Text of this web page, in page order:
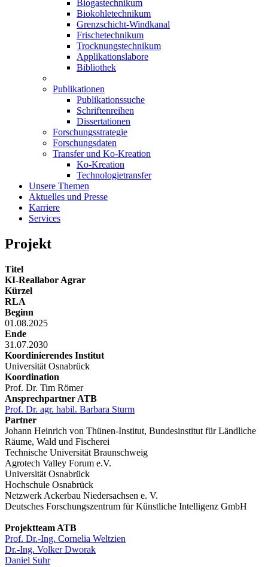
Biogastechnikum
Biokohletechnikum
Grenzschicht-Windkanal
Frischetechnikum
Trocknungstechnikum
Applikationslabore
Bibliothek
Publikationen
Publikationssuche
Schriftenreihen
Dissertationen
Forschungsstrategie
Forschungsdaten
Transfer und Ko-Kreation
Ko-Kreation
Technologietransfer
Unsere Themen
Aktuelles und Presse
Karriere
Services
Projekt
Titel
KI-Reallabor Agrar
Kürzel
RLA
Beginn
01.08.2025
Ende
31.07.2030
Koordinierendes Institut
Universität Osnabrück
Koordination
Prof. Dr. Tim Römer
Ansprechpartner ATB
Prof. Dr. agr. habil. Barbara Sturm
Partner
Johann Heinrich von Thünen-Institut, Bundesinstitut für Ländliche
Räume, Wald und Fischerei
Technische Universität Braunschweig
Agrotech Valley Forum e.V.
Universität Osnabrück
Hochschule Osnabrück
Netzwerk Ackerbau Niedersachsen e. V.
Deutsches Forschungszentrum für Künstliche Intelligenz GmbH
Projektteam ATB
Prof. Dr.-Ing. Cornelia Weltzien
Dr.-Ing. Volker Dworak
Daniel Suhr